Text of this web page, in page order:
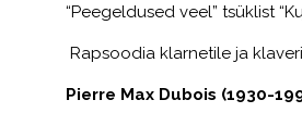
“Peegeldused veel” tsüklist
Rapsoodia klarnetile ja
Pierre Max Dubois (1930-